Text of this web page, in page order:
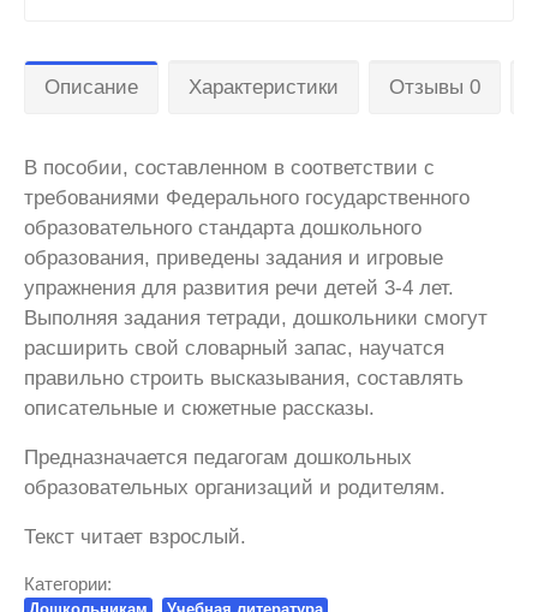
Описание Характеристики Отзывы 0
В пособии, составленном в соответствии с
требованиями Федерального государственного
образовательного стандарта дошкольного
образования, приведены задания и игровые
упражнения для развития речи детей 3-4 лет.
Выполняя задания тетради, дошкольники смогут
расширить свой словарный запас, научатся
правильно строить высказывания, составлять
описательные и сюжетные рассказы.
Предназначается педагогам дошкольных
образовательных организаций и родителям.
Текст читает взрослый.
Категории: